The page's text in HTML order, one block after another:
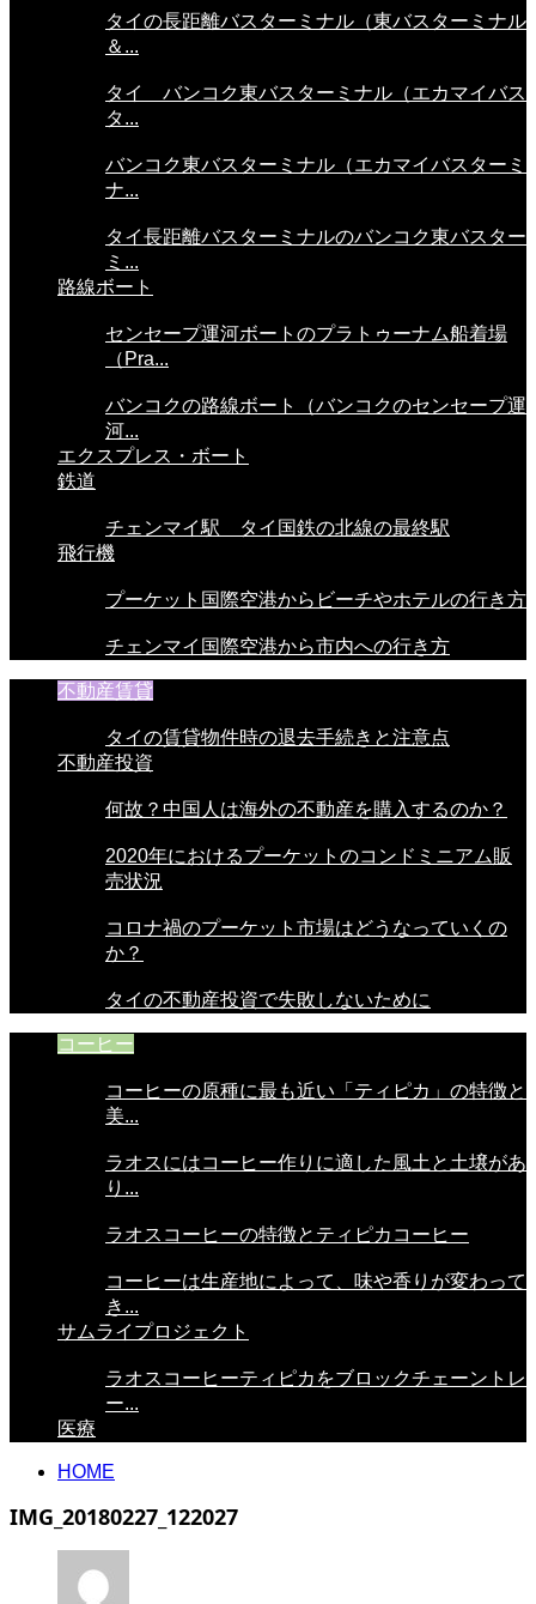
タイの長距離バスターミナル（東バスターミナル
＆...
タイ バンコク東バスターミナル（エカマイバス
タ...
バンコク東バスターミナル（エカマイバスターミ
ナ...
タイ長距離バスターミナルのバンコク東バスター
ミ...
路線ボート
センセープ運河ボートのプラトゥーナム船着場
（Pra...
バンコクの路線ボート（バンコクのセンセープ運
河...
エクスプレス・ボート
鉄道
チェンマイ駅 タイ国鉄の北線の最終駅
飛行機
プーケット国際空港からビーチやホテルの行き方
チェンマイ国際空港から市内への行き方
不動産賃貸
タイの賃貸物件時の退去手続きと注意点
不動産投資
何故？中国人は海外の不動産を購入するのか？
2020年におけるプーケットのコンドミニアム販
売状況
コロナ禍のプーケット市場はどうなっていくの
か？
タイの不動産投資で失敗しないために
コーヒー
コーヒーの原種に最も近い「ティピカ」の特徴と
美...
ラオスにはコーヒー作りに適した風土と土壌があ
り...
ラオスコーヒーの特徴とティピカコーヒー
コーヒーは生産地によって、味や香りが変わって
き...
サムライプロジェクト
ラオスコーヒーティピカをブロックチェーントレ
ー...
医療
HOME
IMG_20180227_122027